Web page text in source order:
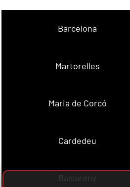
Barcelona
Martorelles
Maria de Corcó
Cardedeu
Balsareny